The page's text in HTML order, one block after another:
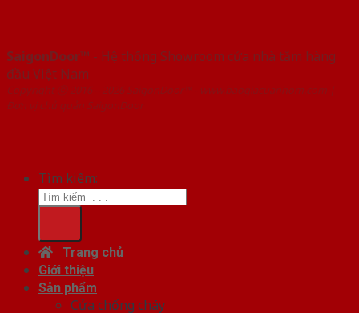
SaigonDoor™ - Hệ thống Showroom cửa nhà tắm hàng
đầu Việt Nam
Copyright ⓒ 2016 – 2026 SaigonDoor™ - www.baogiacuanhom.com |
Đơn vị chủ quản SaigonDoor
Tìm kiếm:
Trang chủ
Giới thiệu
Sản phẩm
Cửa chống cháy